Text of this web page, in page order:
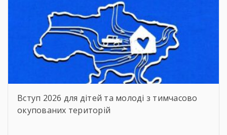
Вступ 2026 для дітей та молоді з тимчасово
окупованих територій